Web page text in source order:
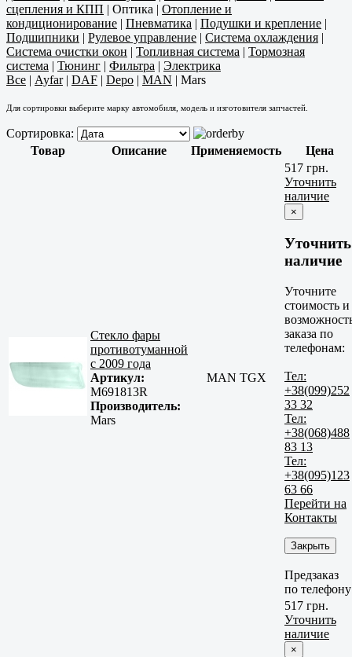
сцепления и КПП | Оптика | Отопление и
кондиционирование | Пневматика | Подушки и крепление |
Подшипники | Рулевое управление | Система охлаждения |
Система очистки окон | Топливная система | Тормозная
система | Тюнинг | Фильтра | Электрика
Все | Ayfar| DAF | Depo | MAN | Mars
Для сортировки выберите марку автомобиля, модель и изготовителя запчастей.
Сортировка:
Товар
Описание Применяемость Цена
Стекло фары
противотуманной
с 2009 года
Артикул:
М691813R
Производитель:
Mars
MAN TGX
517 грн.
Уточнить
наличие
×
Уточнить
наличие
Уточните
стоимость и
заказа по
телефонам:
Тел:
+38(099)252
33 32
Тел:
+38(068)488
83 13
Тел:
+38(095)123
63 66
Перейти на
Контакты
Закрыть
Предзаказ
по телефону
517 грн.
Уточнить
наличие
×